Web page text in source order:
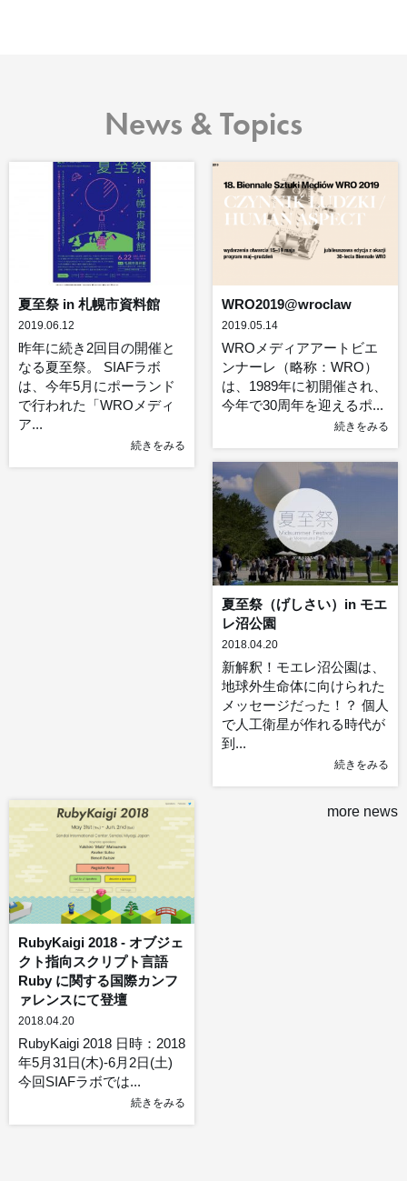
News & Topics
夏至祭 in 札幌市資料館
2019.06.12
昨年に続き2回目の開催と
なる夏至祭。 SIAFラボ
は、今年5月にポーランド
で行われた「WROメディ
ア...
続きをみる
WRO2019@wroclaw
2019.05.14
WROメディアアートビエ
ンナーレ（略称：WRO）
は、1989年に初開催され、
今年で30周年を迎えるポ...
続きをみる
夏至祭（げしさい）in モエ
レ沼公園
2018.04.20
新解釈！モエレ沼公園は、
地球外生命体に向けられた
メッセージだった！？ 個人
で人工衛星が作れる時代が
到...
続きをみる
RubyKaigi 2018 - オブジェ
クト指向スクリプト言語
Ruby に関する国際カンフ
ァレンスにて登壇
2018.04.20
RubyKaigi 2018 日時：2018
年5月31日(木)-6月2日(土)
今回SIAFラボでは...
続きをみる
more news